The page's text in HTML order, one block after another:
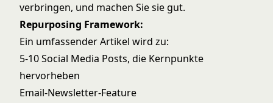
verbringen, und machen Sie sie gut.
Repurposing Framework:
Ein umfassender Artikel wird zu:
5-10 Social Media Posts, die Kernpunkte
hervorheben
Email-Newsletter-Feature